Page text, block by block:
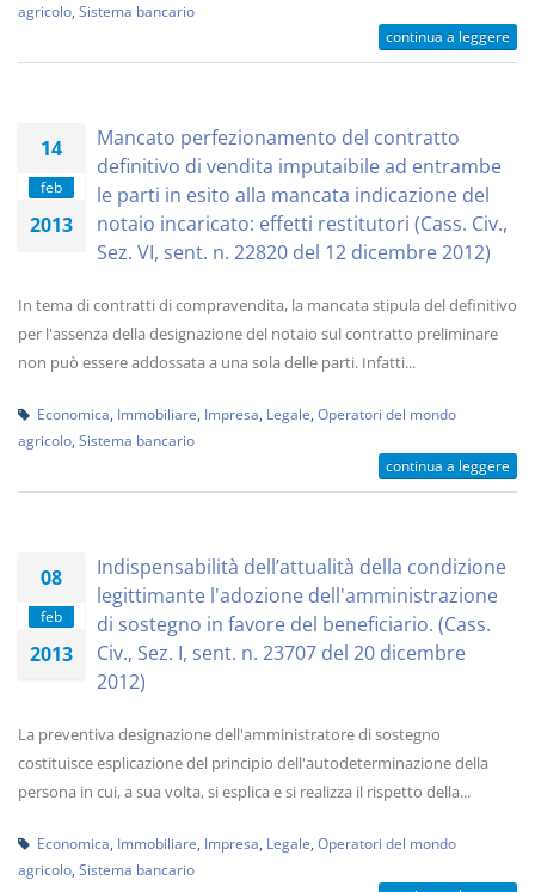
agricolo Sistema bancario
continua a leggere
14
feb
2013
Mancato perfezionamento del contratto
definitivo di vendita imputaibile ad entrambe
le parti in esito alla mancata indicazione del
notaio incaricato: effetti restitutori (Cass. Civ.,
Sez. VI, sent. n. 22820 del 12 dicembre 2012)
In tema di contratti di compravendita, la mancata stipula del definitivo
per l'assenza della designazione del notaio sul contratto preliminare
non può essere addossata a una sola delle parti. Infatti...
Economica Immobiliare Impresa Legale Operatori del mondo
agricolo Sistema bancario
continua a leggere
08
feb
2013
Indispensabilità dell’attualità della condizione
legittimante l'adozione dell'amministrazione
di sostegno in favore del beneficiario. (Cass.
Civ., Sez. I, sent. n. 23707 del 20 dicembre
2012)
La preventiva designazione dell'amministratore di sostegno
costituisce esplicazione del principio dell'autodeterminazione della
persona in cui, a sua volta, si esplica e si realizza il rispetto della...
Economica Immobiliare Impresa Legale Operatori del mondo
agricolo Sistema bancario